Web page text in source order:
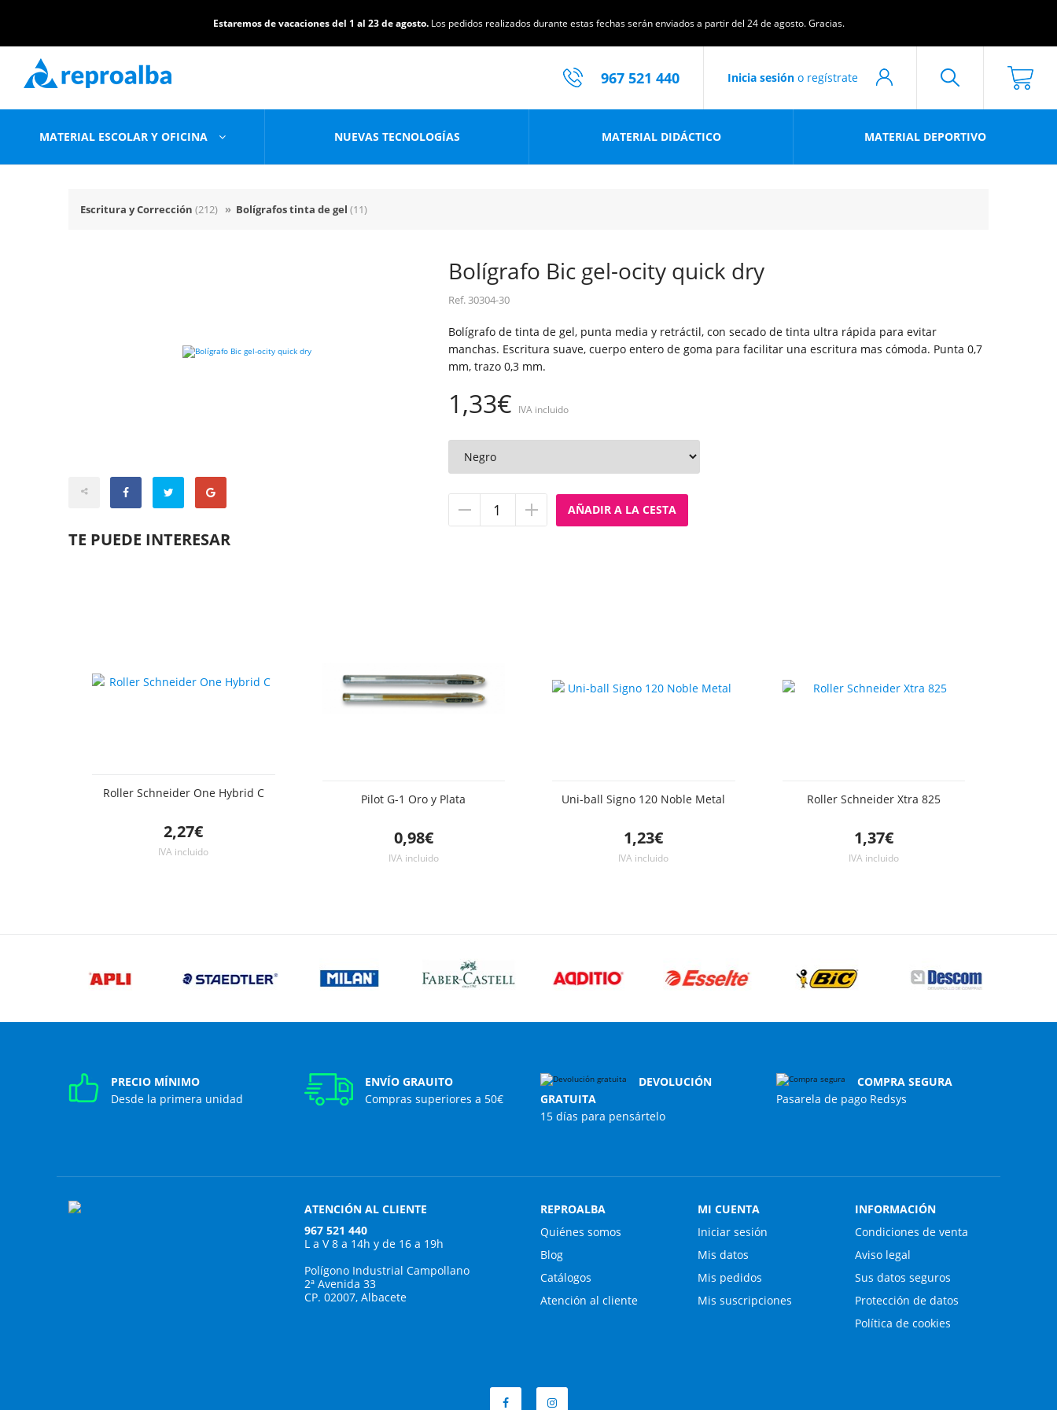
Estaremos de vacaciones del 1 al 23 de agosto. Los pedidos realizados durante estas fechas serán enviados a partir del 24 de agosto. Gracias.
Inicia sesión o regístrate
967 521 440
MATERIAL ESCOLAR Y OFICINA NUEVAS TECNOLOGÍAS MATERIAL DIDÁCTICO MATERIAL DEPORTIVO
Escritura y Corrección (212) » Bolígrafos tinta de gel (11)
Bolígrafo Bic gel-ocity quick dry
Ref.30304-30
Bolígrafo de tinta de gel, punta media y retráctil, con secado de tinta ultra rápida para evitar
manchas. Escritura suave, cuerpo entero de goma para facilitar una escritura mas cómoda. Punta 0,7
mm, trazo 0,3 mm.
1,33€ IVA incluido
TE PUEDE INTERESAR
Roller Schneider One Hybrid C
2,27€
IVA incluido
Pilot G-1 Oro y Plata
0,98€
IVA incluido
Uni-ball Signo 120 Noble Metal
1,23€
IVA incluido
Roller Schneider Xtra 825
1,37€
IVA incluido
PRECIO MÍNIMO
Desde la primera unidad
ENVÍO GRAUITO
Compras superiores a 50€
DEVOLUCIÓN
GRATUITA
15 días para pensártelo
COMPRA SEGURA
Pasarela de pago Redsys
ATENCIÓN AL CLIENTE
967 521 440
L a V 8 a 14h y de 16 a 19h
Polígono Industrial Campollano
2ª Avenida 33
CP. 02007, Albacete
REPROALBA
Quiénes somos
Blog
Catálogos
Atención al cliente
MI CUENTA
Iniciar sesión
Mis datos
Mis pedidos
Mis suscripciones
INFORMACIÓN
Condiciones de venta
Aviso legal
Sus datos seguros
Protección de datos
Política de cookies